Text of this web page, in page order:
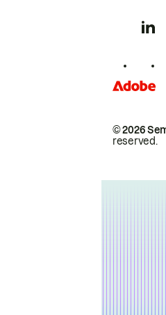
© 2026
reserved.